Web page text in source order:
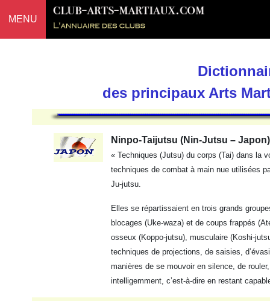
MENU
des principaux Arts
Ninpo-Taijutsu (Nin-Jutsu – Japon)
« Techniques (Jutsu) du corps (Tai) dans la
techniques de combat à main nue utilisées
Ju-jutsu.
Elles se répartissaient en trois grands
blocages (Uke-waza) et de coups frappés
osseux (Koppo-jutsu), musculaire (Koshi-
techniques de projections, de saisies,
manières de se mouvoir en silence, de
intelligemment, c’est-à-dire en restant